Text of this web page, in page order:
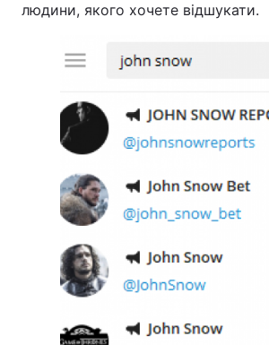
людини, якого хочете відшукати.